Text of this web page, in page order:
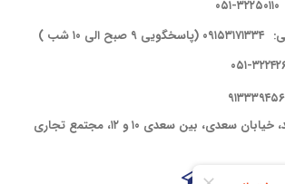
۳۲۲۵۰۱۱۰-۰۵۱
۰۹۱۵۳۱۷۱۳۳۴ (پاسخگویی ۹ صبح الی ۱۰ شب )
۰۵۱
مشهد، خیابان سعدی، بین سعدی ۱۰ و ۱۲، مجتمع تجاری